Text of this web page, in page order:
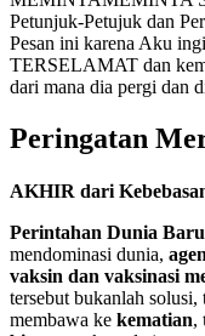
Petunjuk-Petujuk dan
Pesan ini karena Aku
TERSELAMAT dan
dari mana dia pergi dan
Peringatan
AKHIR dari
Perintahan Dunia Baru
mendominasi dunia,
vaksin dan vaksinasi
tersebut bukanlah solusi,
membawa ke kematian,